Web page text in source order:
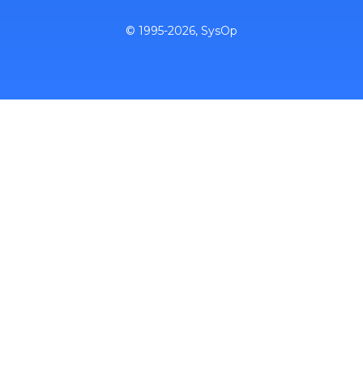
© 1995-2026, SysOp